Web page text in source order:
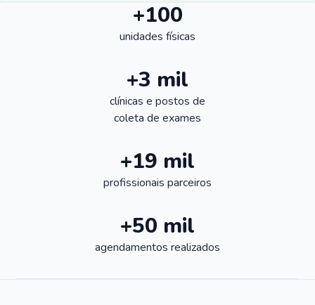
+100
unidades físicas
+3 mil
clínicas e postos de
coleta de exames
+19 mil
profissionais parceiros
+50 mil
agendamentos realizados